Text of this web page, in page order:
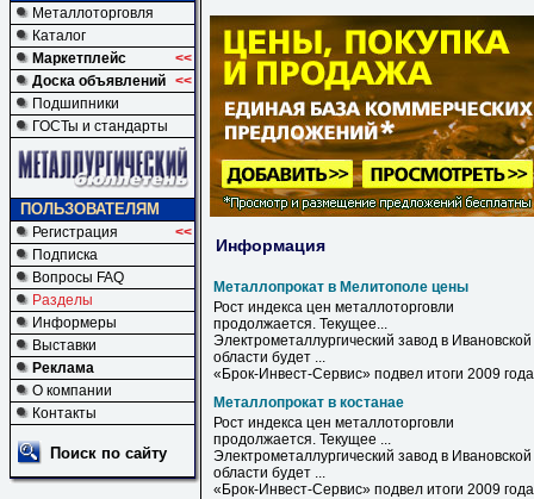
Металлоторговля
Каталог
Маркетплейс
<<
Доска объявлений <<
Подшипники
ГОСТы и стандарты
ПОЛЬЗОВАТЕЛЯМ
Регистрация
<<
Подписка
Вопросы FAQ
Разделы
Информеры
Выставки
Реклама
О компании
Контакты
Поиск по сайту
Информация
Металлопрокат в Мелитополе цены
Рост индекса цен металлоторговли
продолжается. Текущее...
Электрометаллургический завод в Ивановской
области будет ...
«Брок-Инвест-Сервис» подвел итоги 2009 года
Металлопрокат в костанае
Рост индекса цен металлоторговли
продолжается. Текущее ...
Электрометаллургический завод в Ивановской
области будет ...
«Брок-Инвест-Сервис» подвел итоги 2009 года